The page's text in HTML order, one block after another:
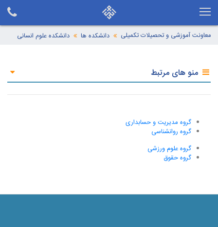
معاونت آموزشی و تحصیلات تکمیلی دانشکده ها دانشکده علوم انسانی
منو های مرتبط
گروه مدیریت و حسابداری
گروه روانشناسی
گروه علوم ورزشی
گروه حقوق